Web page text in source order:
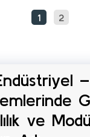
1 2
ve